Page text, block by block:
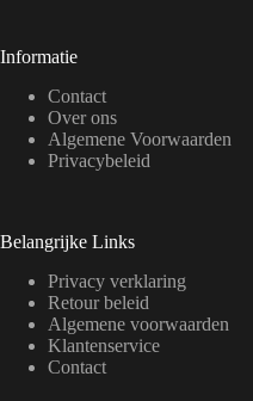
Informatie
Contact
Over ons
Algemene Voorwaarden
Privacybeleid
Belangrijke Links
Privacy verklaring
Retour beleid
Algemene voorwaarden
Klantenservice
Contact